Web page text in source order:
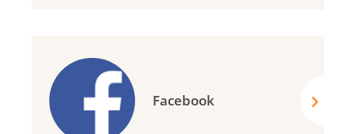
Facebook